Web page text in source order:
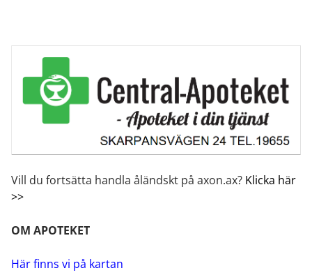
Vill du fortsätta handla åländskt på axon.ax? Klicka här
>>
OM APOTEKET
Här finns vi på kartan